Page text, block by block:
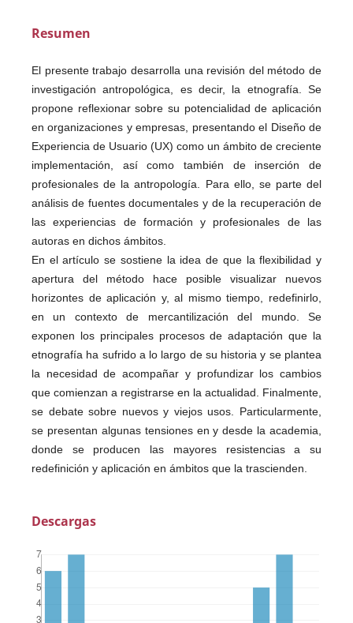
Resumen
El presente trabajo desarrolla una revisión del método de
investigación antropológica, es decir, la etnografía. Se
propone reflexionar sobre su potencialidad de aplicación
en organizaciones y empresas, presentando el Diseño de
Experiencia de Usuario (UX) como un ámbito de creciente
implementación, así como también de inserción de
profesionales de la antropología. Para ello, se parte del
análisis de fuentes documentales y de la recuperación de
las experiencias de formación y profesionales de las
autoras en dichos ámbitos.
En el artículo se sostiene la idea de que la flexibilidad y
apertura del método hace posible visualizar nuevos
horizontes de aplicación y, al mismo tiempo, redefinirlo,
en un contexto de mercantilización del mundo. Se
exponen los principales procesos de adaptación que la
etnografía ha sufrido a lo largo de su historia y se plantea
la necesidad de acompañar y profundizar los cambios
que comienzan a registrarse en la actualidad. Finalmente,
se debate sobre nuevos y viejos usos. Particularmente,
se presentan algunas tensiones en y desde la academia,
donde se producen las mayores resistencias a su
redefinición y aplicación en ámbitos que la trascienden.
Descargas